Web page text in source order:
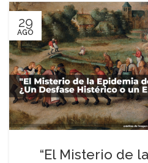
29
AGO
“El Misterio de